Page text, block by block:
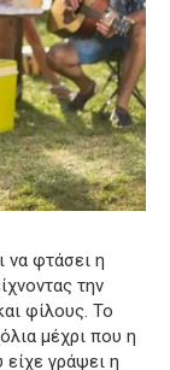
να φτάσει η
την
φίλους. Το
μέχρι που η
γράψει η